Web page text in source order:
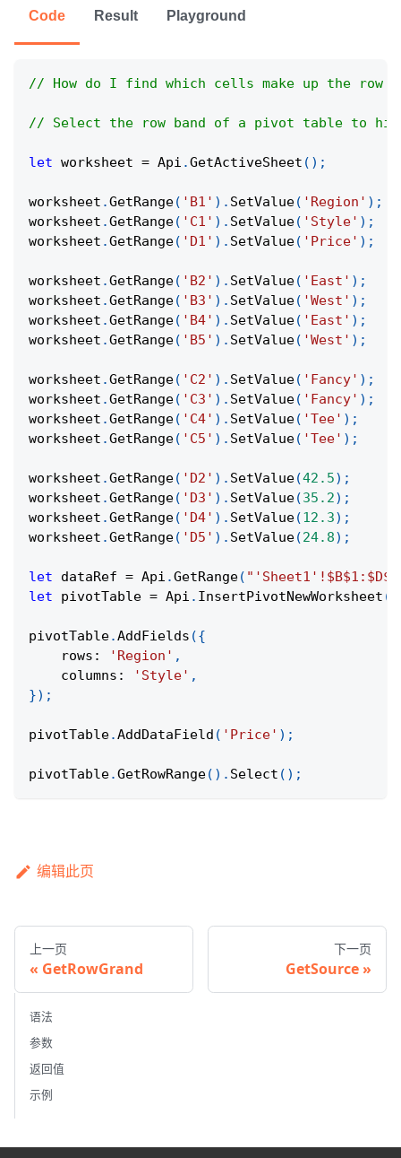
Code Result Playground
// How do I find which cells make up the row
// Select the row band of a pivot table to
let worksheet = Api .GetActiveSheet ( ) ;
worksheet .GetRange( 'B1' ) . SetValue( 'Region' ) ;
worksheet .GetRange( 'C1' ) . SetValue( 'Style' ) ;
worksheet .GetRange( 'D1' ) . SetValue( 'Price' ) ;
worksheet .GetRange( 'B2' ) . SetValue( 'East' ) ;
worksheet .GetRange( 'B3' ) . SetValue( 'West' ) ;
worksheet .GetRange( 'B4' ) . SetValue( 'East' ) ;
worksheet .GetRange( 'B5' ) . SetValue( 'West' ) ;
worksheet .GetRange( 'C2' ) . SetValue( 'Fancy' ) ;
worksheet .GetRange( 'C3' ) . SetValue( 'Fancy' ) ;
worksheet .GetRange( 'C4' ) . SetValue( 'Tee' ) ;
worksheet .GetRange( 'C5' ) . SetValue( 'Tee' ) ;
worksheet .GetRange( 'D2' ) . SetValue(42.5) ;
worksheet .GetRange( 'D3' ) . SetValue(35.2) ;
worksheet .GetRange( 'D4' ) . SetValue(12.3) ;
worksheet .GetRange( 'D5' ) . SetValue(24.8) ;
let dataRef = Api .GetRange(
let pivotTable = Api . InsertPivotNewWorksheet (
pivotTable.AddFields ({
rows : 'Region' ,
columns : 'Style' ,
}) ;
pivotTable.AddDataField ( 'Price' ) ;
pivotTable.GetRowRange( ) . Select ( ) ;
编辑此页
上一页
GetRowGrand
下一页
GetSource
语法
参数
返回值
示例